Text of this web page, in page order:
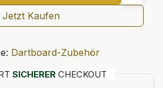
Jetzt Kaufen
Dartboard-Zubehör
SICHERER CHECKOUT